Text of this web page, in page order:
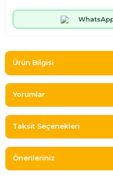
Ürün Bilgisi
Yorumlar
Taksit Seçenekleri
Önerileriniz